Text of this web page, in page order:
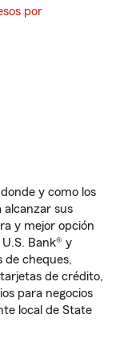
por
y como los
alcanzar sus
y mejor opción
Bank® y
de cheques,
de crédito,
para negocios
local de State